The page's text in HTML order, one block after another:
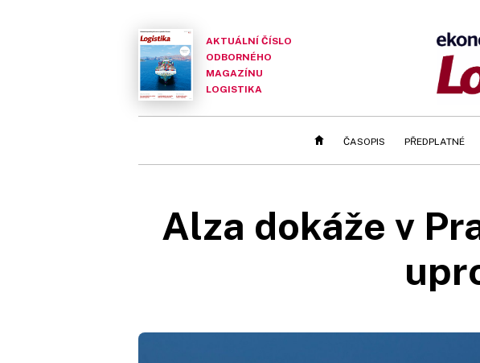
AKTUÁLNÍ ČÍSLO
ODBORNÉHO
MAGAZÍNU
LOGISTIKA
ČASOPIS PŘEDPLATNÉ
Alza dokáže v